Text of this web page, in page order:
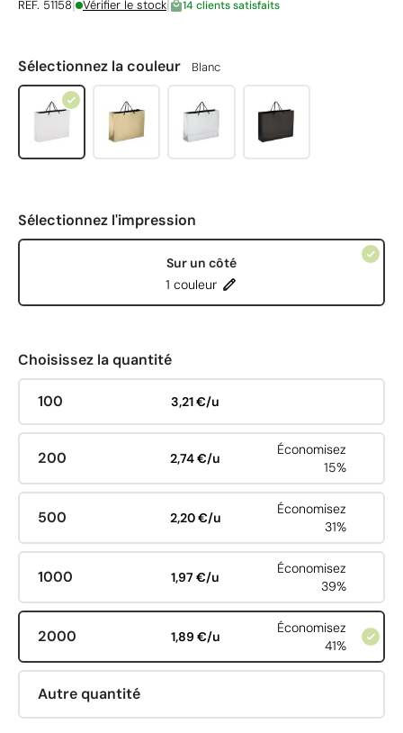
REF. 51158| Vérifier le stock| 14 clients satisfaits
Sélectionnez la couleur Blanc
Sélectionnez l'impression
Sur un côté
1 couleur
Choisissez la quantité
100 3,21 €/u
200 2,74 €/u
Économisez
15%
500 2,20 €/u
Économisez
31%
1000 1,97 €/u
Économisez
39%
2000 1,89 €/u
Économisez
41%
Autre quantité